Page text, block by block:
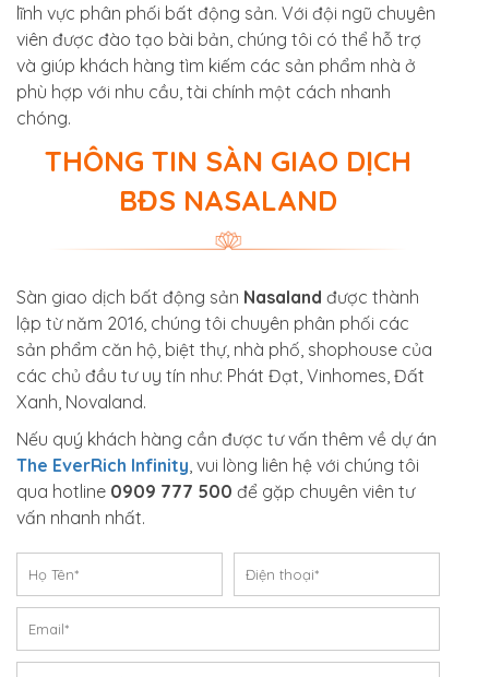
lĩnh vực phân phối bất động sản. Với đội ngũ chuyên
viên được đào tạo bài bản, chúng tôi có thể hỗ trợ
và giúp khách hàng tìm kiếm các sản phẩm nhà ở
phù hợp với nhu cầu, tài chính một cách nhanh
chóng.
THÔNG TIN SÀN GIAO DỊCH
BĐS NASALAND
Sàn giao dịch bất động sản Nasaland được thành
lập từ năm 2016, chúng tôi chuyên phân phối các
sản phẩm căn hộ, biệt thự, nhà phố, shophouse của
các chủ đầu tư uy tín như: Phát Đạt, Vinhomes, Đất
Xanh, Novaland.
Nếu quý khách hàng cần được tư vấn thêm về dự án
The EverRich Infinity , vui lòng liên hệ với chúng tôi
qua hotline 0909 777 500 để gặp chuyên viên tư
vấn nhanh nhất.